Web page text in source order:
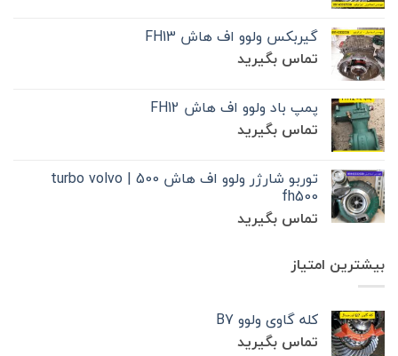
گیربکس ولوو اف هاش FH13
تماس بگیرید
پمپ باد ولوو اف هاش FH12
تماس بگیرید
توربو شارژر ولوو اف هاش 500 | turbo volvo
fh500
تماس بگیرید
بیشترین امتیاز
کله گاوی ولوو B7
تماس بگیرید